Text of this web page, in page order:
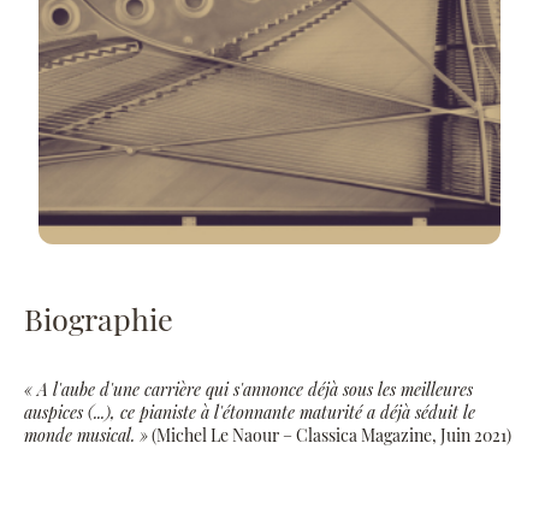
Biographie
« A l'aube d'une carrière qui s'annonce déjà sous les meilleures
auspices (...), ce pianiste à l'étonnante maturité a déjà séduit le
monde musical. »(Michel Le Naour – Classica Magazine, Juin 2021)